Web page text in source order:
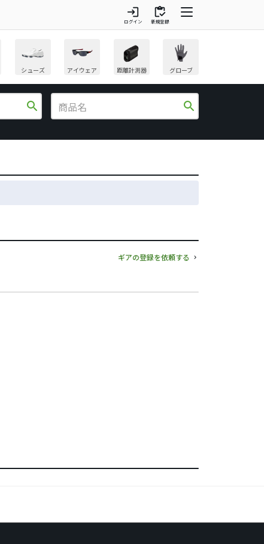
login
ログイン
inventory
新規登録
シューズ アイウェア 距離計測器 グローブ
search search
ギアの登録を依頼する